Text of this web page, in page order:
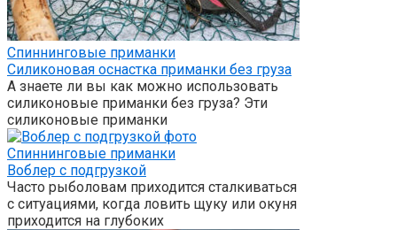
Спиннинговые приманки
Силиконовая оснастка приманки без груза
А знаете ли вы как можно использовать
силиконовые приманки без груза? Эти
силиконовые приманки
Спиннинговые приманки
Воблер с подгрузкой
Часто рыболовам приходится сталкиваться
с ситуациями, когда ловить щуку или окуня
приходится на глубоких